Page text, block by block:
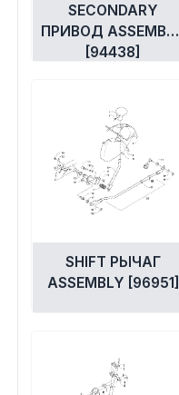
SECONDARY
ПРИВОД ASSEMBLY
[94438]
SHIFT РЫЧАГ
ASSEMBLY [96951]